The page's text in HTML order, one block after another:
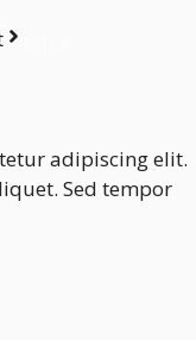
adipiscing elit.
Sed tempor